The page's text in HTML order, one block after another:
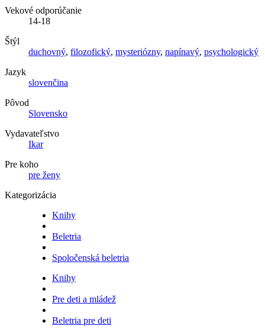
Vekové odporúčanie
14-18
Štýl
duchovný, filozofický, mysteriózny, napínavý, psychologický
Jazyk
slovenčina
Pôvod
Slovensko
Vydavateľstvo
Ikar
Pre koho
pre ženy
Kategorizácia
Knihy
Beletria
Spoločenská beletria
Knihy
Pre deti a mládež
Beletria pre deti